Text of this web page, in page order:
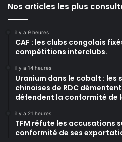
Nos articles les plus
il y a 9 heures
CAF : les clubs congolais
compétitions interclubs.
il y a 14 heures
Uranium dans le cobalt : les
chinoises de RDC
défendent la conformité de
il y a 21 heures
TFM réfute les accusations
conformité de ses